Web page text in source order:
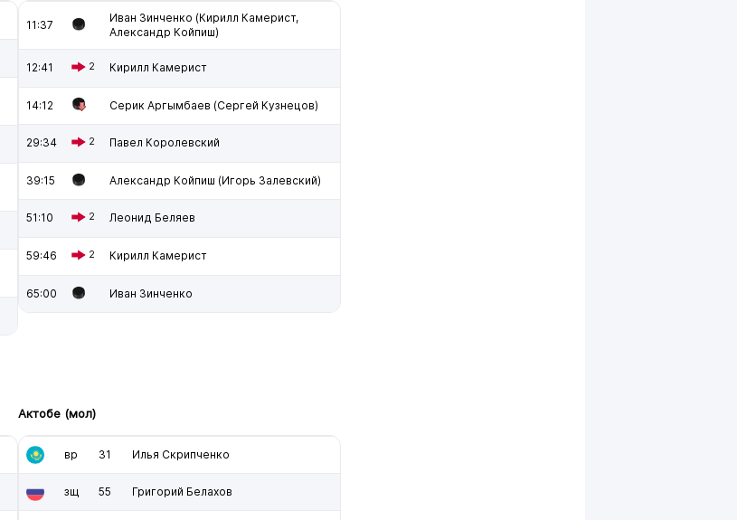
11:37
Иван Зинченко (Кирилл Камерист,
Александр Койпиш)
12:41 2 Кирилл Камерист
14:12 Серик Аргымбаев (Сергей Кузнецов)
29:34 2 Павел Королевский
39:15 Александр Койпиш (Игорь Залевский)
51:10 2 Леонид Беляев
59:46 2 Кирилл Камерист
65:00 Иван Зинченко
Актобе (мол)
вр 31 Илья Скрипченко
зщ 55 Григорий Белахов